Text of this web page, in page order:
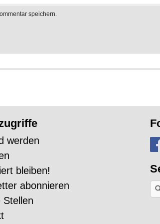
speichern.
werden
bleiben!
abonnieren
Stellen